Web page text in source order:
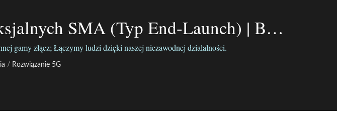
SMA (typ End-Launch) | BO-
gamy złącz; Łączymy ludzi dzięki naszej niezawodnej działalności.
/ Rozwiązanie 5G